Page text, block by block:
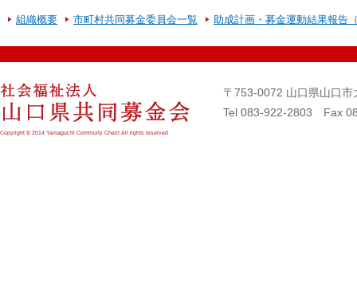
組織概要 市町村共同募金委員会一覧 助成計画・募金運動結果報告
〒753-0072 山口県山口
Tel 083-922-2803 Fax
Copyright © 2014 Yamaguchi Commuity Chest All rights reserved